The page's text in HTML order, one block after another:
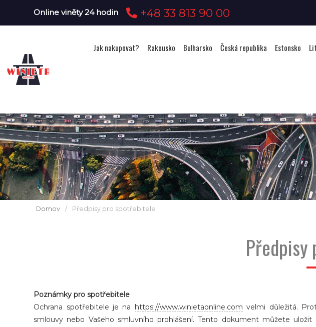
Online viněty 24 hodin +48 33 813 90 00
Jak nakupovat? Rakousko Bulharsko Česká republika Estonsko
Domov / Předpisy pro spotřebitele
Poznámky pro spotřebitele
Ochrana spotřebitele je na https://www.winietaonline.com velmi důležitá.
smlouvy nebo Vašeho smluvního prohlášení. Tento dokument můžete